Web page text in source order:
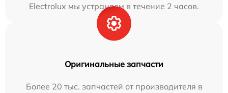
Electrolux мы устраняем в течение 2 часов.
Оригинальные запчасти
Более 20 тыс. запчастей от производителя в